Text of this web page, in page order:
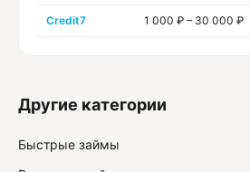
Credit7 1 000 ₽ – 30 000 ₽
Другие категории
Быстрые займы